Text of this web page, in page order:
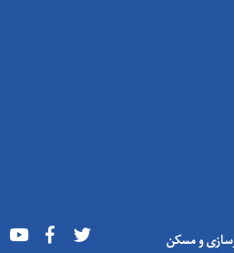
و مسکن Youtube Facebook